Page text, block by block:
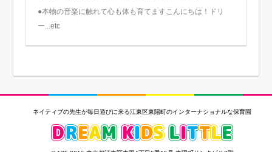
●本物の音楽に触れて心も体も育てますこんにちは！ドリ
ー...etc
ネイティブの先生が毎日遊びに来る江東区東陽町のインターナショナルな保育園